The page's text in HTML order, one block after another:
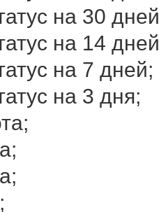
на 30
на 14
на 7 дней;
на 3 дня;